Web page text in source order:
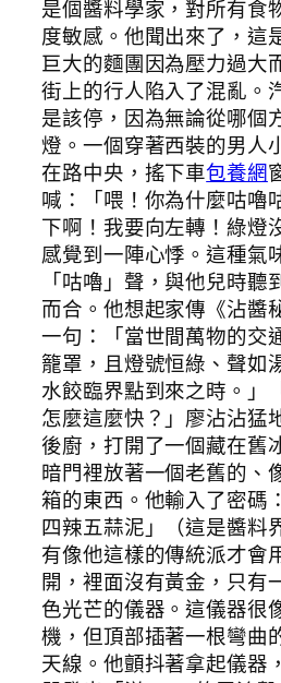
是個醬料學家，對所有食
度敏感。他聞出來了，這
巨大的麵團因為壓力過大
街上的行人陷入了混亂。
是該停，因為無論從哪個
燈。一個穿著西裝的男人
在路中央，搖下車包養網
喊：「喂！你為什麼咕嚕
下啊！我要向左轉！綠燈
感覺到一陣心悸。這種氣
「咕嚕」聲，與他兒時
而合。他想起家傳《沾醬
一句：「當世間萬物的交
籠罩，且燈號恒綠、聲如
水餃臨界點到來之時。」
怎麼這麼快？」廖沾沾猛
後廚，打開了一個藏在舊
暗門裡放著一個老舊的、
箱的東西。他輸入了密碼
四辣五蒜泥」（這是醬料
有像他這樣的傳統派才會
開，裡面沒有黃金，只有
色光芒的儀器。這儀器很
機，但頂部插著一根彎曲
天線。他顫抖著拿起儀器